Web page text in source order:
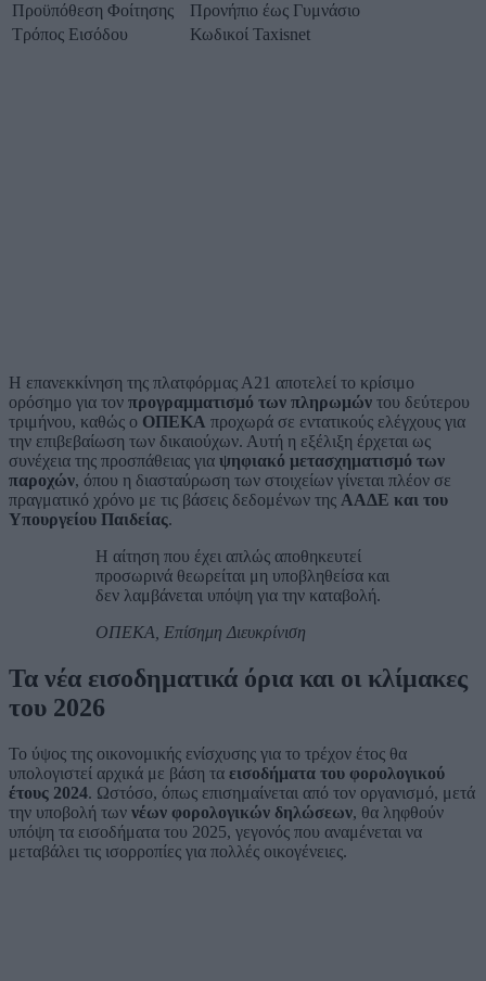
Προϋπόθεση Φοίτησης
Προνήπιο έως Γυμνάσιο
Τρόπος Εισόδου
Κωδικοί Taxisnet
Η επανεκκίνηση της πλατφόρμας Α21 αποτελεί το κρίσιμο
ορόσημο για τον προγραμματισμό των πληρωμών του δεύτερου
τριμήνου, καθώς ο ΟΠΕΚΑ προχωρά σε εντατικούς ελέγχους για
την επιβεβαίωση των δικαιούχων. Αυτή η εξέλιξη έρχεται ως
συνέχεια της προσπάθειας για ψηφιακό μετασχηματισμό των
παροχών, όπου η διασταύρωση των στοιχείων γίνεται πλέον σε
πραγματικό χρόνο με τις βάσεις δεδομένων της ΑΑΔΕ και του
Υπουργείου Παιδείας.
Η αίτηση που έχει απλώς αποθηκευτεί
προσωρινά θεωρείται μη υποβληθείσα και
δεν λαμβάνεται υπόψη για την καταβολή.
ΟΠΕΚΑ, Επίσημη Διευκρίνιση
Τα νέα εισοδηματικά όρια και οι κλίμακες
του 2026
Το ύψος της οικονομικής ενίσχυσης για το τρέχον έτος θα
υπολογιστεί αρχικά με βάση τα εισοδήματα του φορολογικού
έτους 2024. Ωστόσο, όπως επισημαίνεται από τον οργανισμό, μετά
την υποβολή των νέων φορολογικών δηλώσεων, θα ληφθούν
υπόψη τα εισοδήματα του 2025, γεγονός που αναμένεται να
μεταβάλει τις ισορροπίες για πολλές οικογένειες.